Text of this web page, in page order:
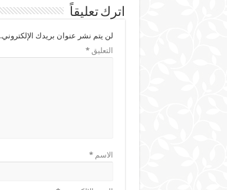
اترك تعليقاً
لن يتم نشر عنوان بريدك الإلكتروني.
التعليق*
الاسم*